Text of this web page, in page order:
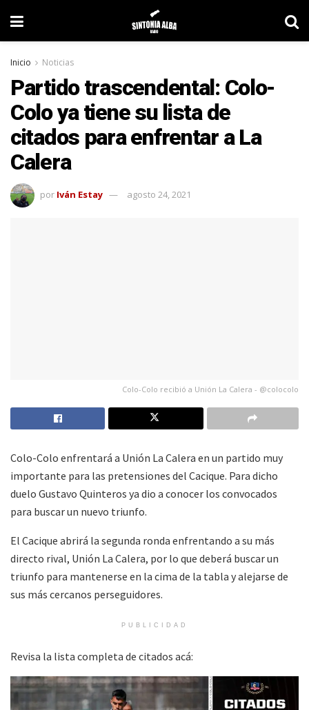
Inicio Noticias
Partido trascendental: Colo-
Colo ya tiene su lista de
citados para enfrentar a La
Calera
por Iván Estay agosto 24, 2021
Colo-Colo recibió a Unión La Calera - @colocolo
Colo-Colo enfrentará a Unión La Calera en un partido muy
importante para las pretensiones del Cacique. Para dicho
duelo Gustavo Quinteros ya dio a conocer los convocados
para buscar un nuevo triunfo.
El Cacique abrirá la segunda ronda enfrentando a su más
directo rival, Unión La Calera, por lo que deberá buscar un
triunfo para mantenerse en la cima de la tabla y alejarse de
sus más cercanos perseguidores.
PUBLICIDAD
Revisa la lista completa de citados acá: